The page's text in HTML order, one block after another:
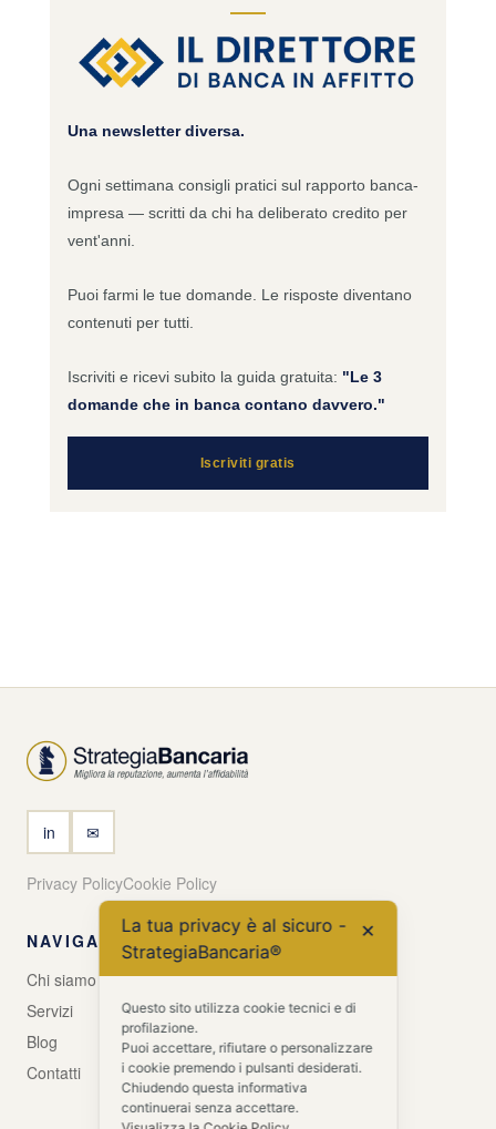
Una newsletter diversa.
Ogni settimana consigli pratici sul rapporto banca-
impresa — scritti da chi ha deliberato credito per
vent'anni.
Puoi farmi le tue domande. Le risposte diventano
contenuti per tutti.
Iscriviti e ricevi subito la guida gratuita: "Le 3
domande che in banca contano davvero."
Iscriviti gratis
in ✉
Privacy PolicyCookie Policy
NAVIGA
Chi siamo
Servizi
Blog
Contatti
La tua privacy è al sicuro -
StrategiaBancaria®
✕
Questo sito utilizza cookie tecnici e di
profilazione.
Puoi accettare, rifiutare o personalizzare
i cookie premendo i pulsanti desiderati.
Chiudendo questa informativa
continuerai senza accettare.